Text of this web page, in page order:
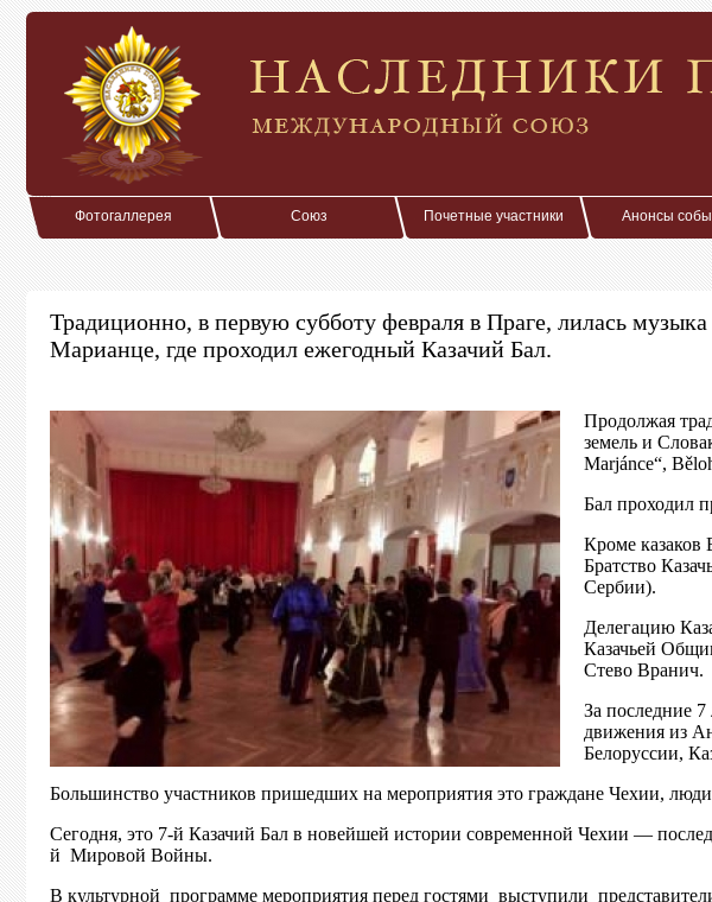
Фотогаллерея Союз Почетные участники Анонсы
Традиционно, в первую субботу февраля в Праге, лилась музыка
Марианце, где проходил ежегодный Казачий Бал.
Продолжая
земель и
Marjánce“,
Бал проходил
Кроме казаков
Братство
Сербии).
Делегацию
Казачьей
Стево Вранич.
За последние
движения из
Белоруссии,
Большинство участников пришедших на мероприятия это граждане Чехии,
Сегодня, это 7-й Казачий Бал в новейшей истории современной Чехии —
й Мировой Войны.
В культурной программе мероприятия перед гостями выступили